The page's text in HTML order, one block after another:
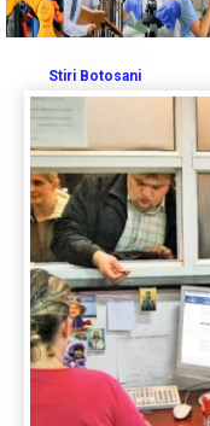
Stiri Botosani